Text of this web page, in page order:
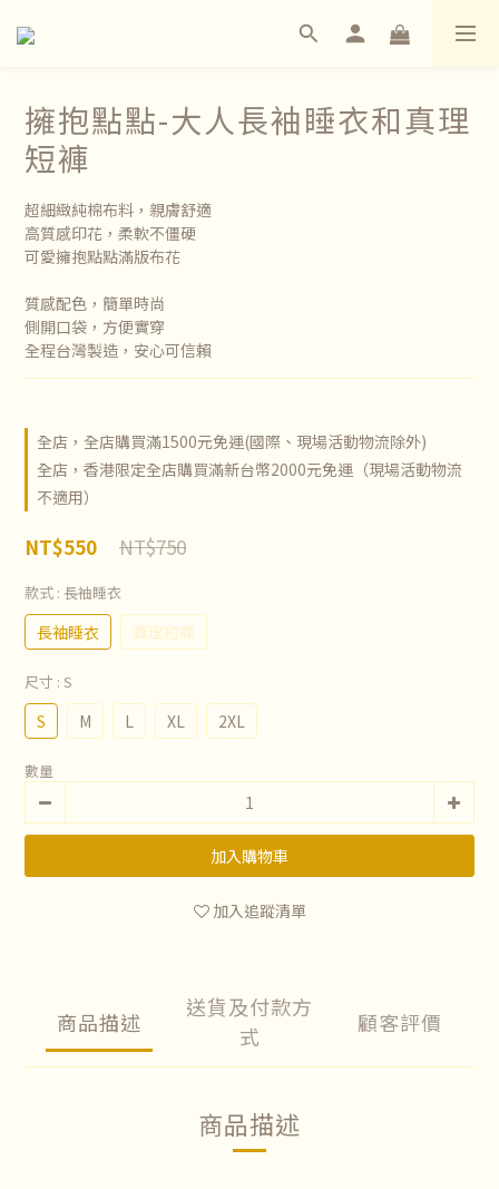
擁抱點點-大人長袖睡衣和真理
短褲
超細緻純棉布料，親膚舒適
高質感印花，柔軟不僵硬
可愛擁抱點點滿版布花
質感配色，簡單時尚
側開口袋，方便實穿
全程台灣製造，安心可信賴
全店，全店購買滿1500元免運(國際、現場活動物流除外)
全店，香港限定全店購買滿新台幣2000元免運（現場活動物流
不適用）
NT$750
NT$550
款式 : 長袖睡衣
長袖睡衣 真理短褲
尺寸 : S
S M L XL 2XL
數量
加入購物車
加入追蹤清單
商品描述
送貨及付款方
式
顧客評價
商品描述